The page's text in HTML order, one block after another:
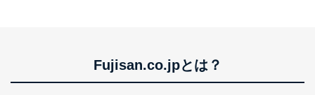
リー）
Fujisan.co.jpとは？